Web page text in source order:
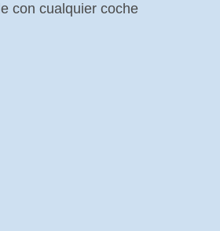
con cualquier coche